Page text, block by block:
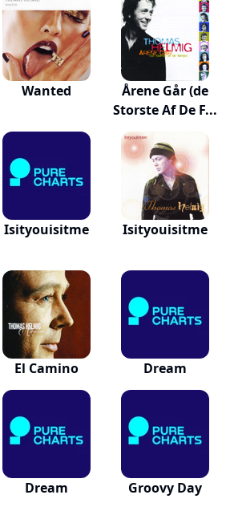
Wanted
Årene Går (de
Storste Af De F...
Isityouisitme Isityouisitme
El Camino Dream
Dream Groovy Day